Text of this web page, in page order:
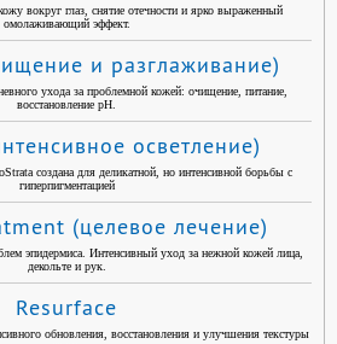
вокруг глаз, снятие отечности и ярко выраженный
омолаживающий эффект.
и разглаживание)
ухода за проблемной кожей: очищение, питание,
восстановление pH.
осветление)
создана для деликатной, но интенсивной борьбы с
гиперпигментацией
(целевое лечение)
эпидермиса. Интенсивный уход за нежной кожей лица,
декольте и рук.
Resurface
обновления, восстановления и улучшения текстуры